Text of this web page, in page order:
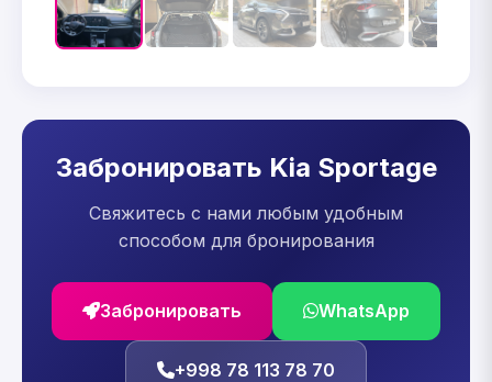
Забронировать Kia Sportage
Свяжитесь с нами любым удобным
способом для бронирования
Забронировать WhatsApp
+998 78 113 78 70